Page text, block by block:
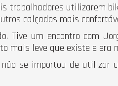
trabalhadores utilizarem
calçados mais
Tive um encontro com
mais leve que existe e era
se importou de utilizar